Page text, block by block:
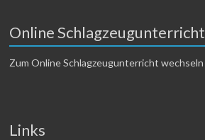
Online Schlagzeugunterricht
Zum Online Schlagzeugunterricht wechseln
Links